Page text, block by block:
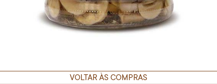
VOLTAR ÀS COMPRAS